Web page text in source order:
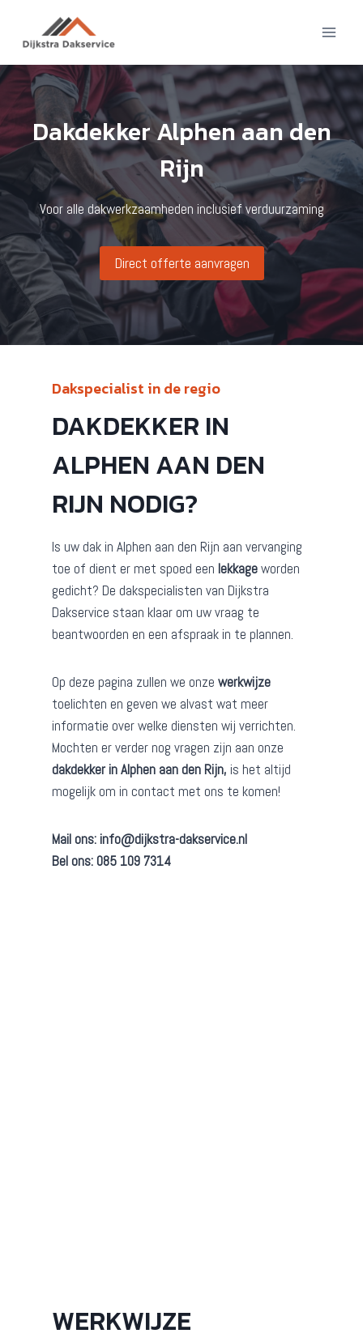
inhoud
Dakdekker Alphen aan den
Rijn
Voor alle dakwerkzaamheden inclusief verduurzaming
Direct offerte aanvragen
Dakspecialist in de regio
DAKDEKKER IN
ALPHEN AAN DEN
RIJN NODIG?
Is uw dak in Alphen aan den Rijn aan vervanging
toe of dient er met spoed een lekkageworden
gedicht? De dakspecialisten van Dijkstra
Dakservice staan klaar om uw vraag te
beantwoorden en een afspraak in te plannen.
Op deze pagina zullen we onze werkwijze
toelichten en geven we alvast wat meer
informatie over welke diensten wij verrichten.
Mochten er verder nog vragen zijn aan onze
dakdekker in Alphen aan den Rijn, is het altijd
mogelijk om in contact met ons te komen!
Mail ons: info@dijkstra-dakservice.nl
Bel ons: 085 109 7314
WERKWIJZE